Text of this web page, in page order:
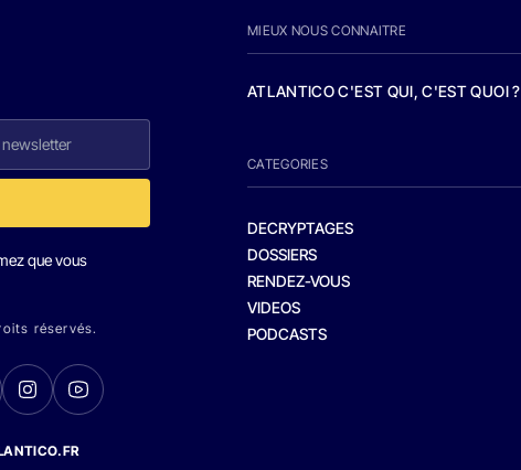
que vous
réservés.
MIEUX NOUS CONNAITRE
ATLANTICO C'EST QUI, C'EST QUOI ?
CATEGORIES
DECRYPTAGES
DOSSIERS
RENDEZ-VOUS
VIDEOS
PODCASTS